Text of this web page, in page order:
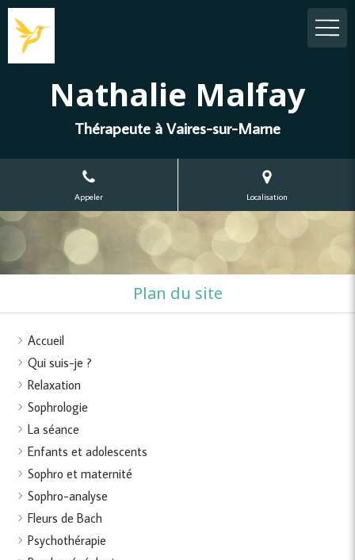
Nathalie Malfay
Thérapeute à Vaires-sur-Marne
Appeler Localisation
Plan du site
Accueil
Qui suis-je ?
Relaxation
Sophrologie
La séance
Enfants et adolescents
Sophro et maternité
Sophro-analyse
Fleurs de Bach
Psychothérapie